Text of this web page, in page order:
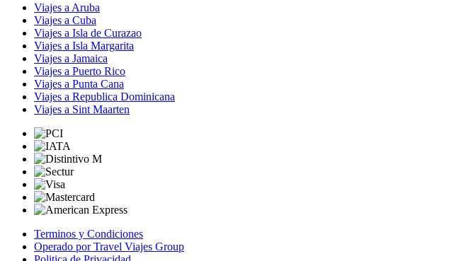
Viajes a Aruba
Viajes a Cuba
Viajes a Isla de Curazao
Viajes a Isla Margarita
Viajes a Jamaica
Viajes a Puerto Rico
Viajes a Punta Cana
Viajes a Republica Dominicana
Viajes a Sint Maarten
Terminos y Condiciones
Operado por Travel Viajes Group